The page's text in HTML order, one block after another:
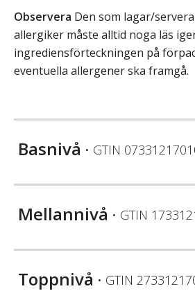
Observera Den som lagar/
allergiker måste alltid noga läs
ingrediensförteckningen på
eventuella allergener ska framgå.
Basnivå • GTIN
Mellannivå • GTIN
Toppnivå • GTIN